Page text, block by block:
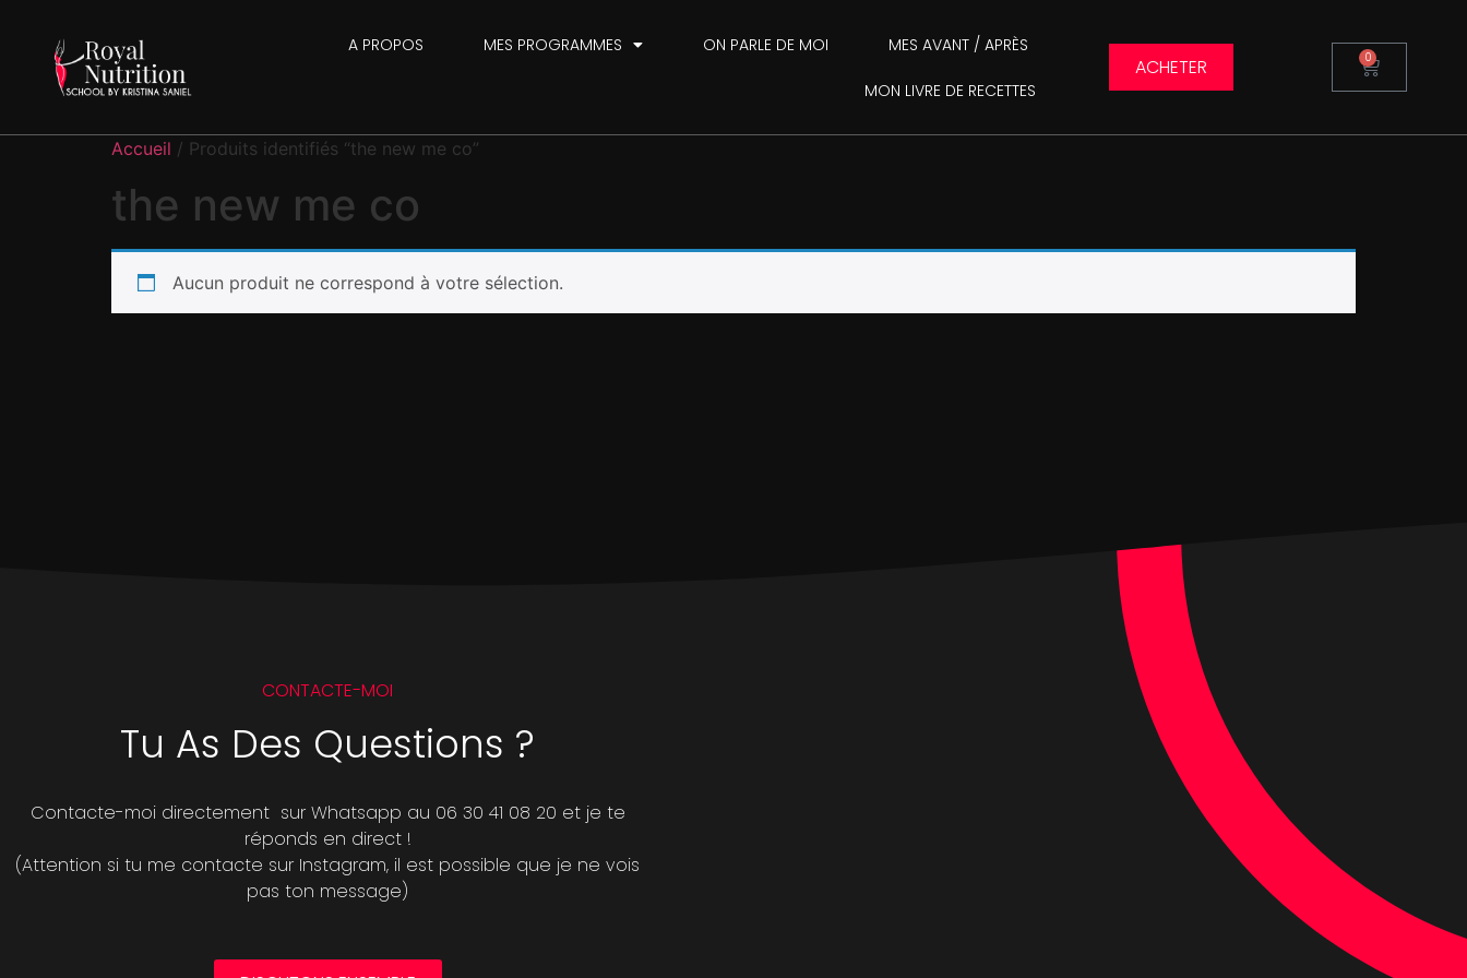
A PROPOS MES PROGRAMMES ON PARLE DE MOI MES AVANT / APRÈS
MON LIVRE DE RECETTES
ACHETER 0
Accueil / Produits identifiés “the new me co”
the new me co
Aucun produit ne correspond à votre sélection.
CONTACTE-MOI
Tu As Des Questions ?
Contacte-moi directement sur Whatsapp au 06 30 41 08 20 et je te
réponds en direct !
(Attention si tu me contacte sur Instagram, il est possible que je ne vois
pas ton message)